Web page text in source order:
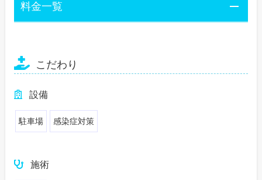
料金一覧
こだわり
設備
駐車場 感染症対策
施術